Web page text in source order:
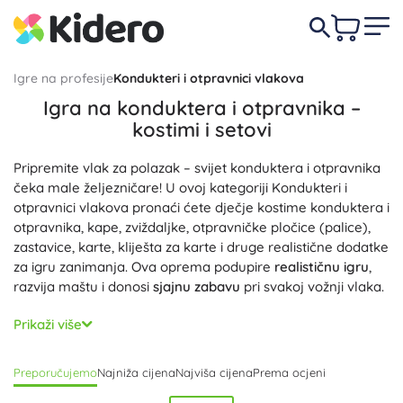
Igre na profesijeKondukteri i otpravnici vlakova
Igra na konduktera i otpravnika –
kostimi i setovi
Pripremite vlak za polazak – svijet konduktera i otpravnika
čeka male željezničare! U ovoj kategoriji Kondukteri i
otpravnici vlakova pronaći ćete dječje kostime konduktera i
otpravnika, kape, zviždaljke, otpravničke pločice (palice),
zastavice, karte, kliješta za karte i druge realistične dodatke
za igru zanimanja. Ova oprema podupire realističnu igru,
razvija maštu i donosi sjajnu zabavu pri svakoj vožnji vlaka.
Promišljeni detalji poput džepova za karte, znački, podesive
kape ili udobnog kopčanja olakšavaju
Upotrijebljenisigurni materijalii izdržljiva izradapodnose
često igranje, a zviždaljka, otpravnička pločica i blokovi s
Prikaži više
PreporučujemoNajniža cijenaNajviša cijenaPrema ocjeni